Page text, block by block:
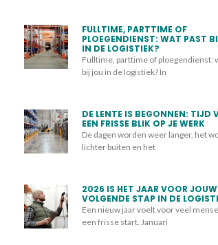
FULLTIME, PARTTIME OF
PLOEGENDIENST: WAT PAST
IN DE LOGISTIEK?
Fulltime, parttime of ploegendienst:
bij jou in de logistiek? In
DE LENTE IS BEGONNEN: TIJD
EEN FRISSE BLIK OP JE WERK
De dagen worden weer langer, het
lichter buiten en het
2026 IS HET JAAR VOOR JOUW
VOLGENDE STAP IN DE
Een nieuw jaar voelt voor veel
een frisse start. Januari